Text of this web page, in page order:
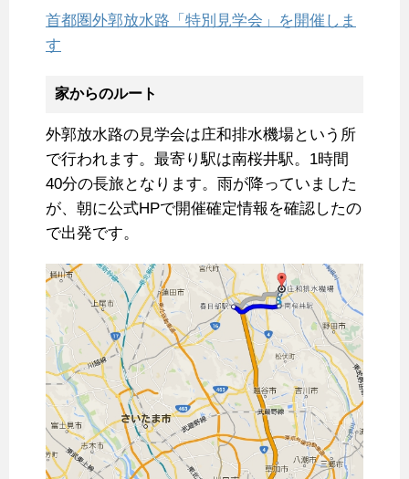
首都圏外郭放水路「特別見学会」を開催しま
す
家からのルート
外郭放水路の見学会は庄和排水機場という所
で行われます。最寄り駅は南桜井駅。1時間
40分の長旅となります。雨が降っていました
が、朝に公式HPで開催確定情報を確認したの
で出発です。